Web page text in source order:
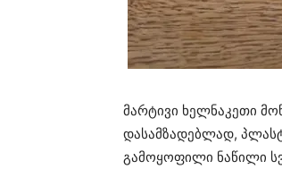
მარტივი ხელნაკეთი
დასამზადებლად,
გამოყოფილი ნაწილი